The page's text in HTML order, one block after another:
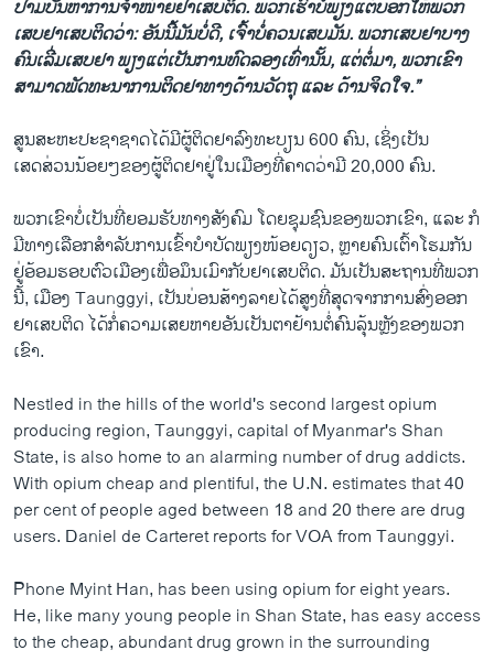
ປາມ​ບັນຫາ​ການຈຳໜ່າຍ​ຢາ​ເສບ​ຕິດ. ພວກ​ເຮົາບໍ່​ພຽງ​ແຕ່​ບອກ​ໃຫ້​ພວກ​
ເສບ​ຢາ​ເສບ​ຕິດ​ວ່າ: ອັນ​ນີ້​ມັນ​ບໍ່​ດີ, ​ເຈົ້າ​ບໍ່​ຄວນ​ເສບ​ມັນ. ພວກ​ເສບ​ຢາ​ບາງ​
ຄົນ​ເລີ່​ມ​ເສບ​ຢາ ​ພຽງ​ແຕ່ເປັນ​ການ​ທົດ​ລອງ​ເທົ່າ​ນັ້ນ, ​ແຕ່​ຕໍ່​ມາ, ພວກ​ເຂົາ​
ສາມາດ​ພັດທະນາ​ການ​ຕິດ​ຢາ​ທາງ​ດ້ານ​ວັດ​ຖຸ ​ແລະ ດ້ານ​ຈິດໃຈ.”
ສູນ​ສະຫະ​ປະຊາ​ຊາດໄດ້ມີ​ຜູ້​ຕິດ​ຢາ​ລົງທະບຽນ 600 ຄົນ​, ເຊິ່ງເປັນ​
ເສດສ່ວນ​ນ້ອຍໆ​ຂອງຜູ້​ຕິດ​ຢາຢູ່​ໃນເມືອງ​ທີ່​ຄາດ​ວ່າ​ມີ​ 2​0,000 ຄົນ.
ພວກ​ເຂົາ​ບໍ່​ເປັນ​ທີ່​ຍອມຮັບ​ທາງ​ສັງ​ຄົມ ​ໂດຍ​ຊຸມ​ຊົນ​ຂອງ​ພວກ​ເຂົາ, ​ແລະ ກໍ​
ມີ​ທາງເລືອກ​ສຳລັບ​ການເຂົ້າ​ບຳບັດ​ພຽງ​ໜ້ອຍ​ດຽວ, ຫຼາຍ​ຄົນ​ເຕົ້າ​ໂຮມ​ກັນ​
ຢູ່​ອ້ອມ​ຮອບ​ຕົວ​ເມືອງ​ເພື່ອ​ມຶນເມົາ​ກັບຢາເສບຕິດ. ​ມັນ​ເປັນ​ສະຖານ​ທີ່ພວກ​
ນີ້,​ ເມືອງ Taunggyi, ​ເປັນ​ບ່ອນສ້າງ​ລາຍ​ໄດ້​ສູງທີ່​ສຸດຈາກ​ການ​ສົ່ງ​ອອກ​
ຢາເສບຕິດ​ ​ໄດ້ກໍ່​ຄວາມ​ເສຍ​ຫາຍ​ອັນເປັນຕາ​ຢ້ານ​ຕໍ່​ຄົນ​ລຸ້ນ​ຫຼັງຂອງ​ພວກ​
ເຂົາ.
Nestled in the hills of the world's second largest opium
producing region, Taunggyi, capital of Myanmar's Shan
State, is also home to an alarming number of drug addicts.
With opium cheap and plentiful, the U.N. estimates that 40
per cent of people aged between 18 and 20 there are drug
users. Daniel de Carteret reports for VOA from Taunggyi.
Phone Myint Han, has been using opium for eight years.
He, like many young people in Shan State, has easy access
to the cheap, abundant drug grown in the surrounding